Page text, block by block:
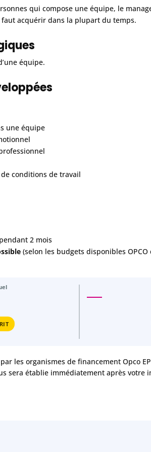
qui compose une équipe, le
faut acquérir dans la plupart du temps.
équipe.
une équipe
conditions de travail
2 mois
(selon les budgets disponibles OPCO
les organismes de financement Opco
sera établie immédiatement après votre